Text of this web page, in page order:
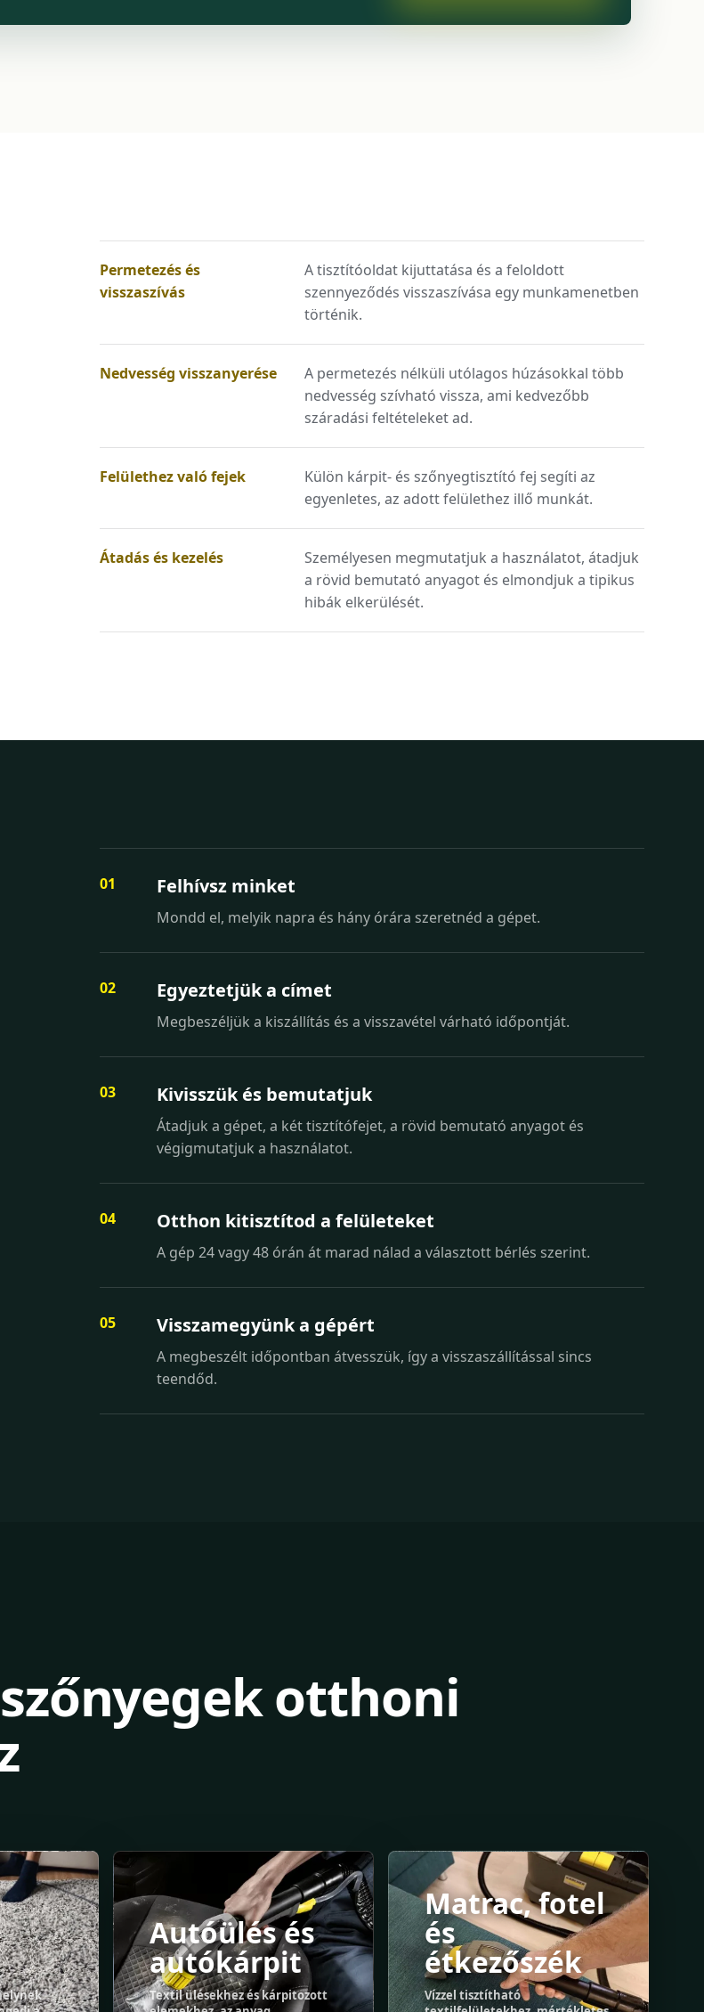
Permetezés és
visszaszívás
A tisztítóoldat kijuttatása és a feloldott
szennyeződés visszaszívása egy munkamenetben
történik.
Nedvesség visszanyerése
A permetezés nélküli utólagos húzásokkal több
nedvesség szívható vissza, ami kedvezőbb
száradási feltételeket ad.
Felülethez való fejek
Külön kárpit- és szőnyegtisztító fej segíti az
egyenletes, az adott felülethez illő munkát.
Átadás és kezelés
Személyesen megmutatjuk a használatot, átadjuk
a rövid bemutató anyagot és elmondjuk a tipikus
hibák elkerülését.
Felhívsz minket
Mondd el, melyik napra és hány órára szeretnéd a gépet.
Egyeztetjük a címet
Megbeszéljük a kiszállítás és a visszavétel várható időpontját.
Kivisszük és bemutatjuk
Átadjuk a gépet, a két tisztítófejet, a rövid bemutató anyagot és
végigmutatjuk a használatot.
Otthon kitisztítod a felületeket
A gép 24 vagy 48 órán át marad nálad a választott bérlés szerint.
Visszamegyünk a gépért
A megbeszélt időpontban átvesszük, így a visszaszállítással sincs
teendőd.
otthoni
Autóülés és
autókárpit
Textil ülésekhez és kárpitozott
Matrac, fotel
és
étkezőszék
Vízzel tisztítható